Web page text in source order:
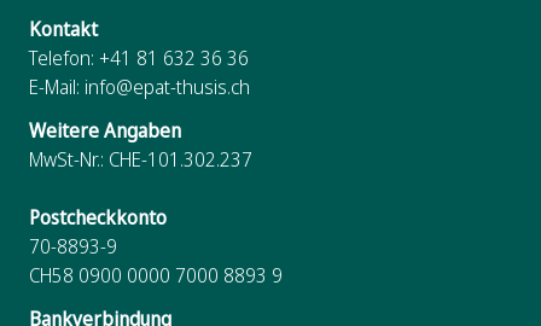
Kontakt
Telefon: +41 81 632 36 36
E-Mail: info@epat-thusis.ch
Weitere Angaben
MwSt-Nr.: CHE-101.302.237
Postcheckkonto
70-8893-9
CH58 0900 0000 7000 8893 9
Bankverbindung